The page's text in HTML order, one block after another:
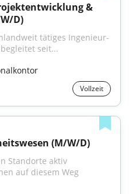
&
D)
tätiges Ingenieur-
seit...
Vollzeit
(M/W/D)
Standorte aktiv
auf diesem Weg